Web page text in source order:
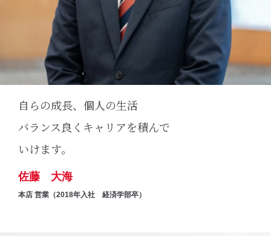
自らの成長、個人の生活
バランス良くキャリアを積んで
いけます。
佐藤 大海
本店 営業（2018年入社 経済学部卒）